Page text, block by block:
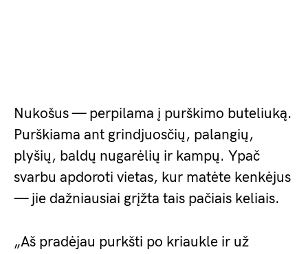
Nukošus — perpilama į purškimo buteliuką.
Purškiama ant grindjuosčių, palangių,
plyšių, baldų nugarėlių ir kampų. Ypač
svarbu apdoroti vietas, kur matėte kenkėjus
— jie dažniausiai grįžta tais pačiais keliais.
„Aš pradėjau purkšti po kriaukle ir už